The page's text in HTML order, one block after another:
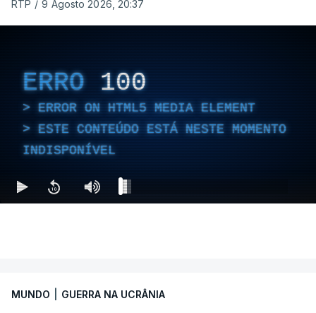
O pacote permitirá também que o presidente
Donald Trump imponha taxas até 100% aos cinco
principais importadores russos de petróleo e gás.
O documento segue agora para a Câmara dos
Representantes, mas não se espera uma votação
Unidos por estas sanções à Rússia. Zelensky disse
RTP / 9 Agosto 2026, 20:37
ERRO 100
ERROR ON HTML5 MEDIA ELEMENT
ESTE CONTEÚDO ESTÁ NESTE MOMENTO
INDISPONÍVEL
MUNDO GUERRA NA UCRÂNIA